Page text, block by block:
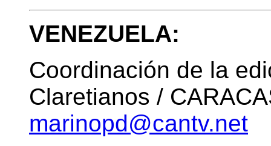
VENEZUELA:
Coordinación de la
Claretianos /
marinopd@cantv.net